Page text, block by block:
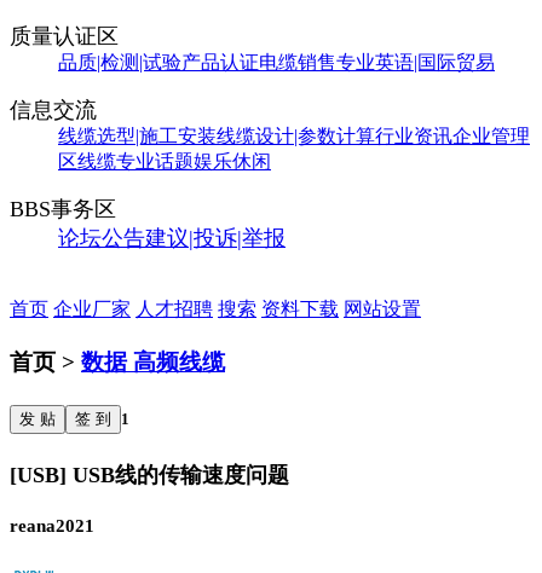
质量认证区
品质|检测|试验产品认证电缆销售专业英语|国际贸易
信息交流
线缆选型|施工安装线缆设计|参数计算行业资讯企业管理
区线缆专业话题娱乐休闲
BBS事务区
论坛公告建议|投诉|举报
首页 企业厂家 人才招聘 搜索 资料下载 网站设置
首页 > 数据 高频线缆
发 贴 签 到 1
[USB] USB线的传输速度问题
reana2021